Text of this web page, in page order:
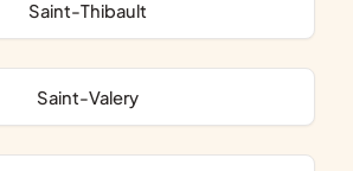
Saint-Thibault
Saint-Valery